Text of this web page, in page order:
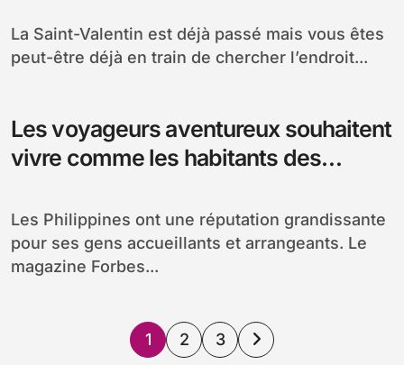
La Saint-Valentin est déjà passé mais vous êtes
peut-être déjà en train de chercher l’endroit...
Les voyageurs aventureux souhaitent
vivre comme les habitants des
Les Philippines ont une réputation grandissante
pour ses gens accueillants et arrangeants. Le
magazine Forbes...
Pagination
1 2 3